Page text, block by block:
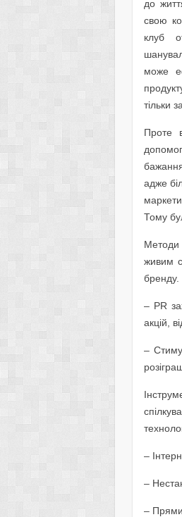
до
свою
клуб
може
тільки
Проте
адже
Тому
Методи
живим
– PR
акцій,
–
–
–
–